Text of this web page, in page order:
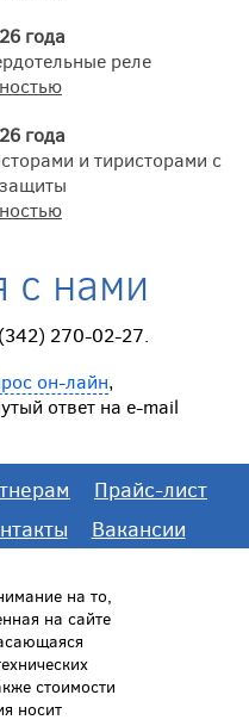
года
реле
года
и тиристорами с
с нами
270-02-27.
он-лайн,
ответ на e-mail
Прайс-лист
Вакансии
на то,
на сайте
стоимости
носит